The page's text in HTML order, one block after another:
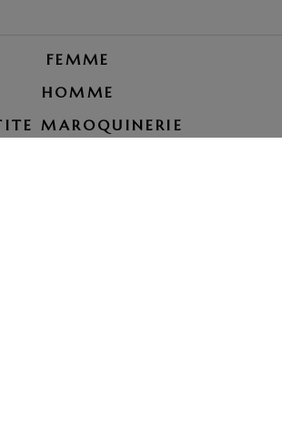
FEMME
HOMME
MAROQUINERIE